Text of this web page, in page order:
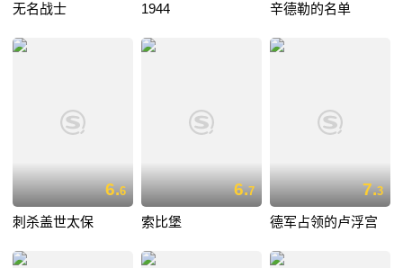
无名战士 1944 辛德勒的名单
6.6
刺杀盖世太保
6.7
索比堡
7.3
德军占领的卢浮宫